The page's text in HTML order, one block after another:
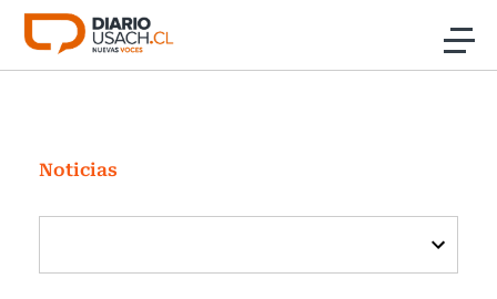
Click acá para ir directamente al contenido
Investigación
Cultura
Programas Radio y TV Usach
Noticias